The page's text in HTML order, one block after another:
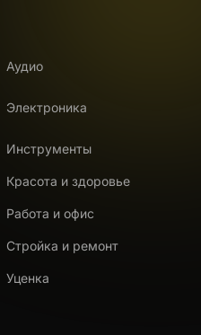
Аудио
Электроника
Инструменты
Красота и здоровье
Работа и офис
Стройка и ремонт
Уценка